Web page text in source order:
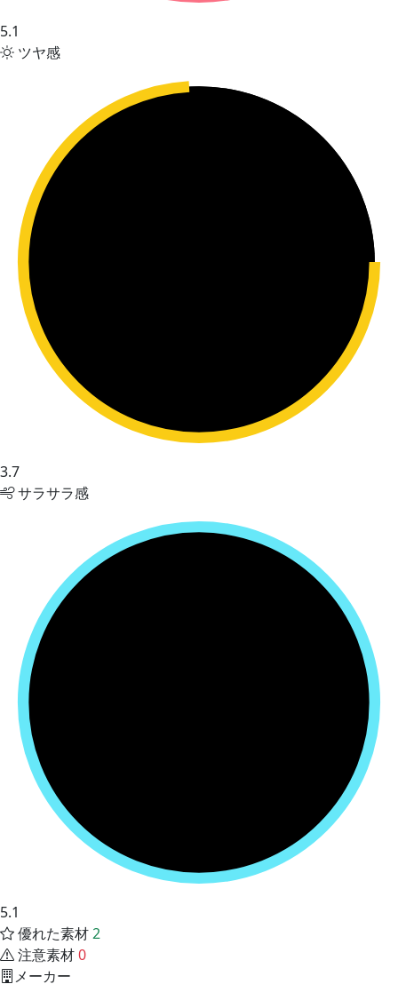
5.1
ツヤ感
3.7
サラサラ感
5.1
優れた素材2
注意素材0
メーカー